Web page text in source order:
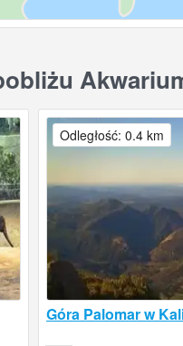
Góra Palomar w
Odległość: 0.4 km